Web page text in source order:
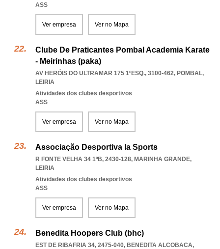
ASS
Ver empresa Ver no Mapa
Clube De Praticantes Pombal Academia Karate
- Meirinhas (paka)
AV HERÓIS DO ULTRAMAR 175 1ºESQ., 3100-462, POMBAL,
LEIRIA
Atividades dos clubes desportivos
ASS
Ver empresa Ver no Mapa
Associação Desportiva Ia Sports
R FONTE VELHA 34 1ºB, 2430-128, MARINHA GRANDE,
LEIRIA
Atividades dos clubes desportivos
ASS
Ver empresa Ver no Mapa
Benedita Hoopers Club (bhc)
EST DE RIBAFRIA 34, 2475-040, BENEDITA ALCOBACA,